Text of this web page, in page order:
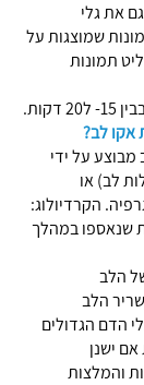
את גלי
שמוצגות על
תמונות
אקו לב?
על ידי
לב) או
הקרדיולוג:
שנאספו במהלך
הלב
הלב
הדם הגדולים
אם ישנן
והמלצות